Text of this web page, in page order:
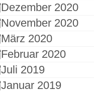
Dezember 2020
November 2020
März 2020
Februar 2020
Juli 2019
Januar 2019